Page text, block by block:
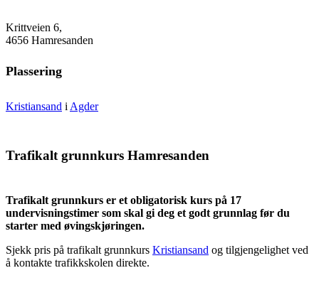
Krittveien 6,
4656 Hamresanden
Plassering
Kristiansand i Agder
Trafikalt grunnkurs Hamresanden
Trafikalt grunnkurs er et obligatorisk kurs på 17
undervisningstimer som skal gi deg et godt grunnlag før du
starter med øvingskjøringen.
Sjekk pris på trafikalt grunnkurs Kristiansand og tilgjengelighet ved
å kontakte trafikkskolen direkte.